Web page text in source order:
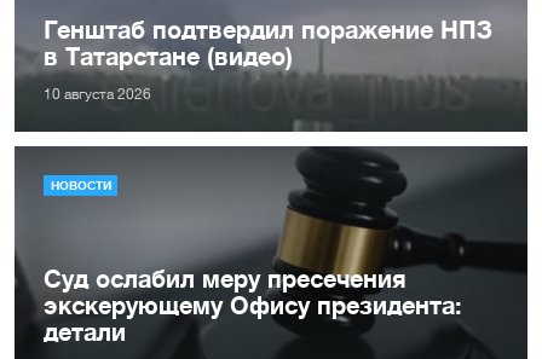
Генштаб подтвердил поражение НПЗ
в Татарстане (видео)
10 августа 2026
НОВОСТИ
Суд ослабил меру пресечения
экскерующему Офису президента:
детали